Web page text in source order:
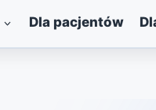
Dla pacjentów